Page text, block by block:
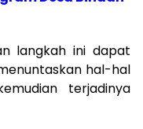
langkah ini dapat
hal-hal
terjadinya